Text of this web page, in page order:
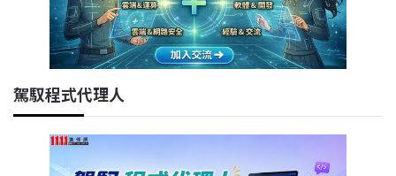
駕馭程式代理人